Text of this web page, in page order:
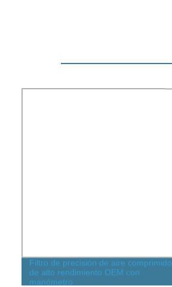
Filtro de precisión de aire comprimido
de alto rendimiento OEM con
manómetro